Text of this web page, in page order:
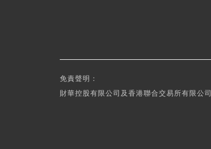
免責聲明：
財華控股有限公司及香港聯合交易所有限公